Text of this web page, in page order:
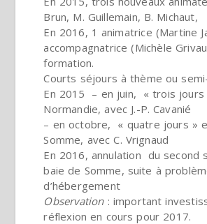
Brun, M. Guillemain, B. Michaut,
En 2016, 1 animatrice (Martine
accompagnatrice (Michèle
formation.
Courts séjours à thème ou
En 2015 – en juin, « trois jours
Normandie, avec J.-P. Cavanié
– en octobre, « quatre jours »
Somme, avec C. Vrignaud
En 2016, annulation du second
baie de Somme, suite à
d’hébergement
Observation: important
réflexion en cours pour 2017.